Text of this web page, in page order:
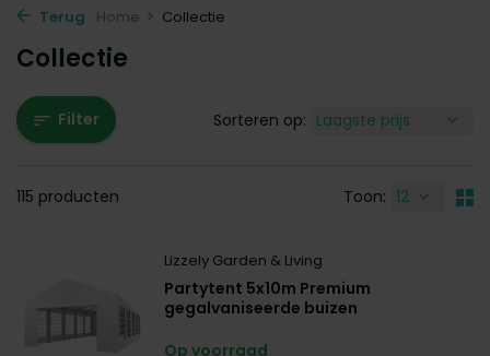
Terug Home Collectie
Collectie
Filter
115 producten Toon:
Sorteren op:
Lizzely Garden & Living
Partytent 5x10m Premium
gegalvaniseerde buizen
Op voorraad